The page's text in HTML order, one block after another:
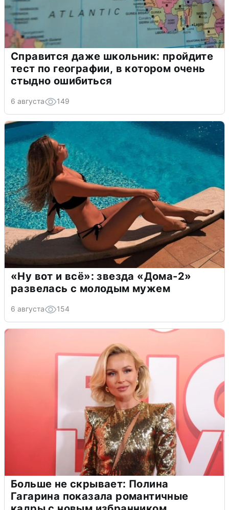
Справится даже школьник: пройдите
тест по географии, в котором очень
стыдно ошибиться
6 августа 149
«Ну вот и всё»: звезда «Дома-2»
развелась с молодым мужем
6 августа 154
Больше не скрывает: Полина
Гагарина показала романтичные